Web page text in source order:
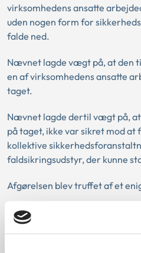
virksomhedens ansatte
uden nogen form for
falde ned.
Nævnet lagde vægt på, at den
en af virksomhedens ansatte
taget.
Nævnet lagde dertil vægt på,
på taget, ikke var sikret mod at
kollektive
faldsikringsudstyr, der kunne
Afgørelsen blev truffet af et
Afgørelsen kan læses i